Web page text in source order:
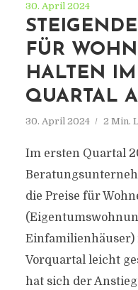
30. April 2024
FÜR
HALTEN
QUARTAL
30. April 2024 2 Min.
Im ersten Quartal
die Preise für
Einfamilienhäuser)
Vorquartal leicht
hat sich der